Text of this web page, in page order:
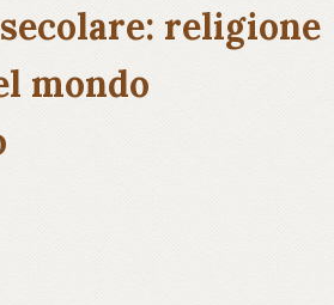
religione
mondo